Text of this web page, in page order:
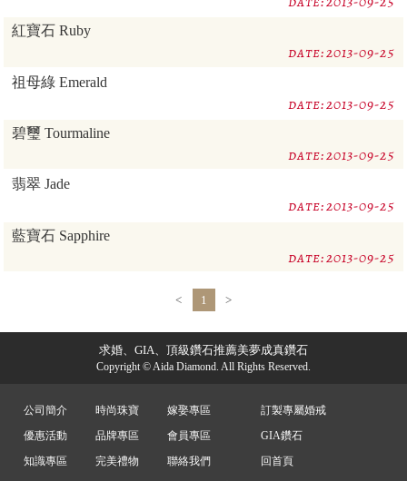
紅寶石 Ruby
date:2013-09-25
祖母綠 Emerald
date:2013-09-25
碧璽 Tourmaline
date:2013-09-25
翡翠 Jade
date:2013-09-25
藍寶石 Sapphire
date:2013-09-25
< 1 >
求婚、GIA、頂級鑽石推薦美夢成真鑽石
Copyright © Aida Diamond. All Rights Reserved.
公司簡介
優惠活動
知識專區
時尚珠寶
品牌專區
完美禮物
嫁娶專區
會員專區
聯絡我們
訂製專屬婚戒
GIA鑽石
回首頁